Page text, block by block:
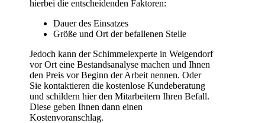
hierbei die entscheidenden Faktoren:
Dauer des Einsatzes
Größe und Ort der befallenen Stelle
Jedoch kann der Schimmelexperte in Weigendorf
vor Ort eine Bestandsanalyse machen und Ihnen
den Preis vor Beginn der Arbeit nennen. Oder
Sie kontaktieren die kostenlose Kundeberatung
und schildern hier den Mitarbeitern Ihren Befall.
Diese geben Ihnen dann einen
Kostenvoranschlag.